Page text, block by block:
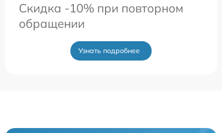
Скидка -10% при повторном
обращении
Узнать подробнее